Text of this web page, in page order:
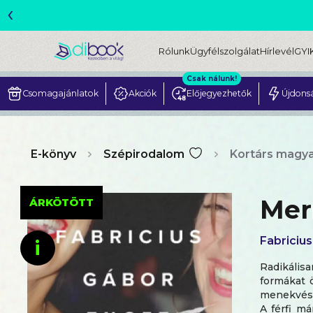
‹
RólunkÜgyfélszolgálatHírlevél
Csomagajánlatok Akciók Előjegyezhetők
Csak nálunk!
E-könyv Szépirodalom Kortárs
ÁRKÖTÖTT
i
formákat
A férfi